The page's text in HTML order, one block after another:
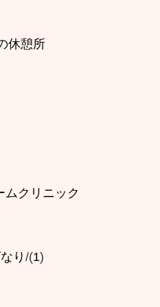
休憩所
ムクリニック
り /(1)